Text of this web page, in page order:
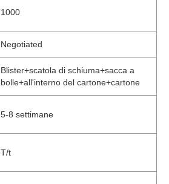
1000
Negotiated
Blister+scatola di schiuma+sacca a
bolle+all'interno del cartone+cartone
5-8 settimane
T/t